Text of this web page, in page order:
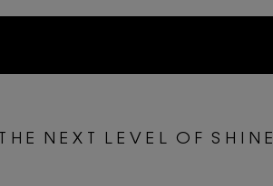
T H E N E X T L E V E L O F S H I N E